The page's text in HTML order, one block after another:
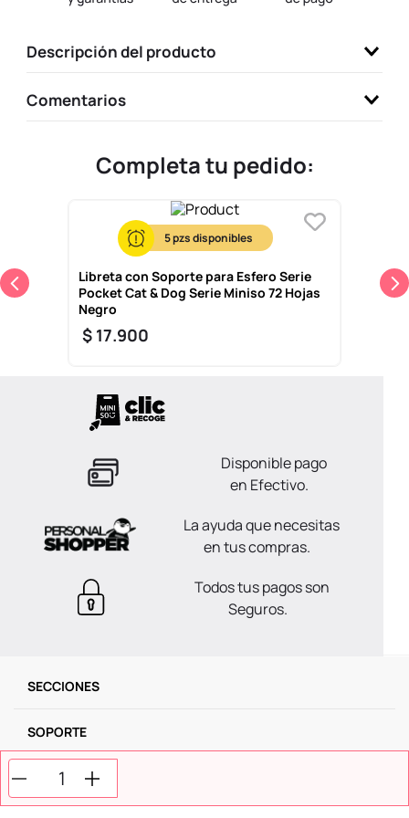
Descripción del producto
Comentarios
Completa tu pedido:
5
Libreta con Soporte para Esfero Serie
Pocket Cat & Dog Serie Miniso 72 Hojas
Negro
$ 17.900
Disponible pago
en Efectivo.
La ayuda que necesitas
en tus compras.
Todos tus pagos son
Seguros.
SECCIONES
SOPORTE
SERVICIOS
10. one piece